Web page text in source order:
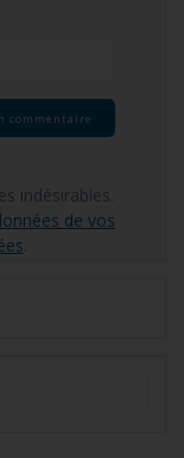
indésirables.
de vos
.